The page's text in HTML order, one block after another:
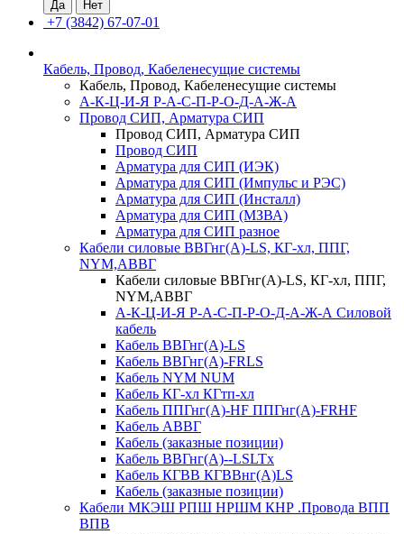
+7 (3842) 67-07-01
Кабель, Провод, Кабеленесущие системы
Кабель, Провод, Кабеленесущие системы
А-К-Ц-И-Я Р-А-С-П-Р-О-Д-А-Ж-А
Провод СИП, Арматура СИП
Провод СИП, Арматура СИП
Провод СИП
Арматура для СИП (ИЭК)
Арматура для СИП (Импульс и РЭС)
Арматура для СИП (Инсталл)
Арматура для СИП (МЗВА)
Арматура для СИП разное
Кабели силовые ВВГнг(А)-LS, КГ-хл, ППГ,
NYM,АВВГ
Кабели силовые ВВГнг(А)-LS, КГ-хл, ППГ,
NYM,АВВГ
А-К-Ц-И-Я Р-А-С-П-Р-О-Д-А-Ж-А Силовой
кабель
Кабель ВВГнг(А)-LS
Кабель ВВГнг(А)-FRLS
Кабель NYM NUM
Кабель КГ-хл КГтп-хл
Кабель ППГнг(А)-HF ППГнг(А)-FRHF
Кабель АВВГ
Кабель (заказные позиции)
Кабель ВВГнг(А)--LSLTx
Кабель КГВВ КГВВнг(А)LS
Кабель (заказные позиции)
Кабели МКЭШ РПШ НРШМ КНР .Провода ВПП
ВПВ